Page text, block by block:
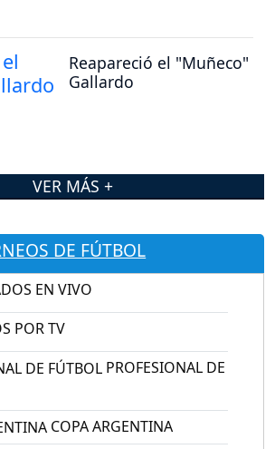
Reapareció el "Muñeco"
Gallardo
VER MÁS +
DE FÚTBOL
EN VIVO
POR TV
PROFESIONAL DE
COPA ARGENTINA